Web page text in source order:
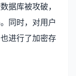
据库被攻破，
同时，对用户
进行了加密存